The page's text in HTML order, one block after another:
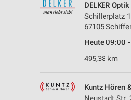
DELKER
Schillerplatz
67105
Heute 09:00
495,38 km
Kuntz Hören
Neustadt.Str.